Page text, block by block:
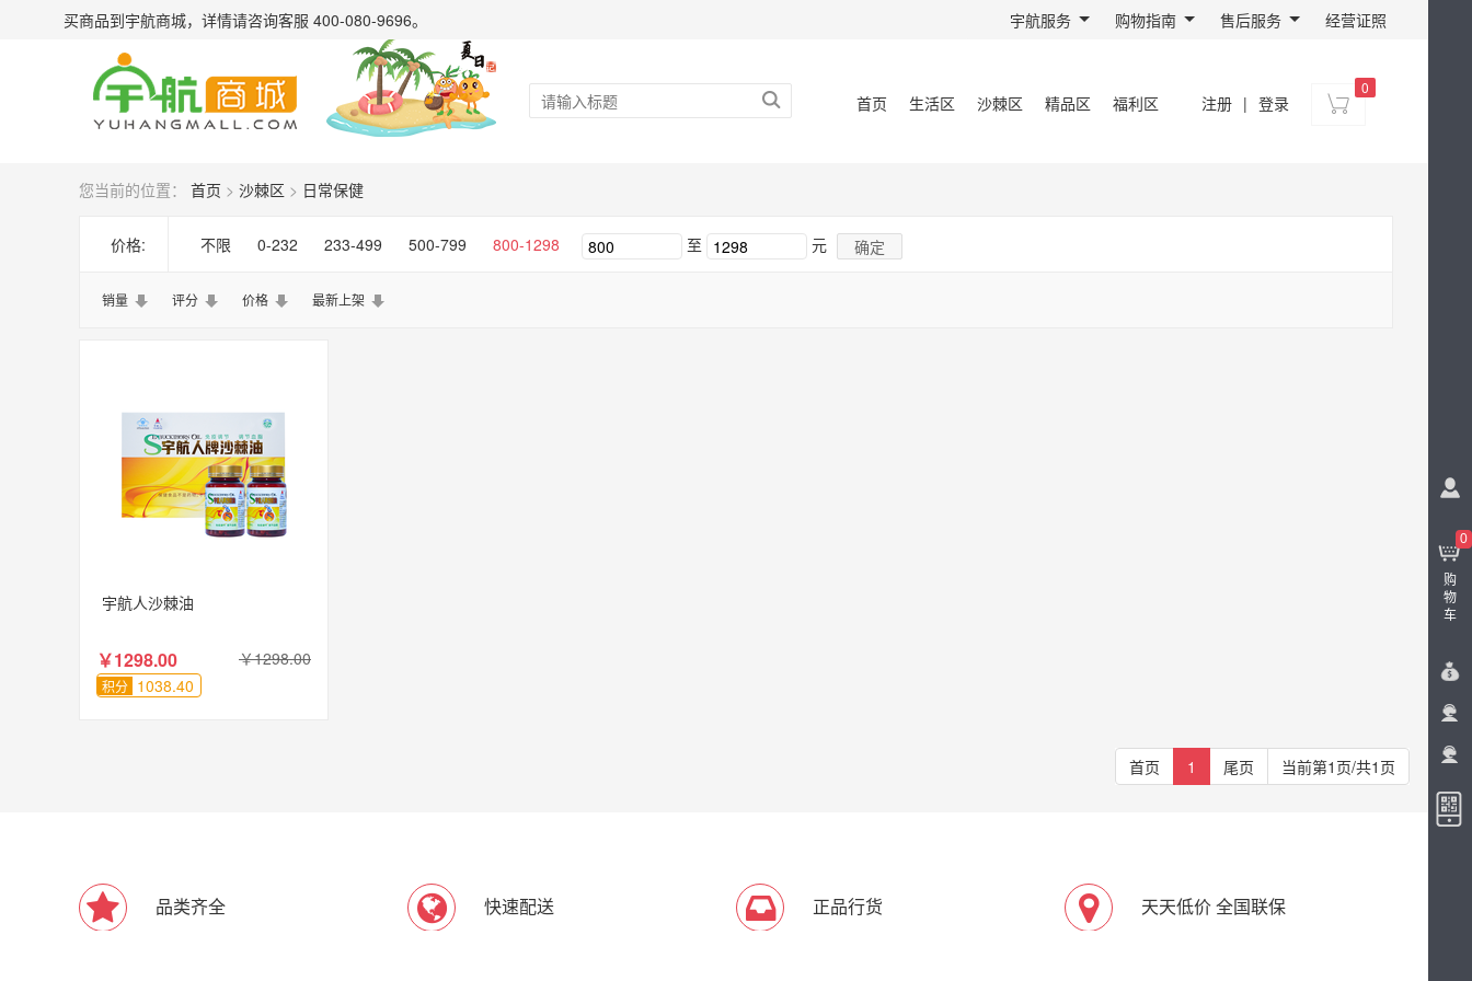
买商品到宇航商城，详情请咨询客服 400-080-9696。 宇航服务 购物指南 售后服务 经营证照
首页 生活区 沙棘区 精品区 福利区 注册 | 登录
0
您当前的位置： 首页 > 沙棘区 > 日常保健
价格: 不限 0-232 233-499 500-799 800-1298 至 元 确定
销量 评分 价格 最新上架
宇航人沙棘油
￥1298.00 ￥1298.00
积分 1038.40
首页 1 尾页 当前第1页/共1页
品类齐全 快速配送 正品行货 天天低价 全国联保
购
物
车
0